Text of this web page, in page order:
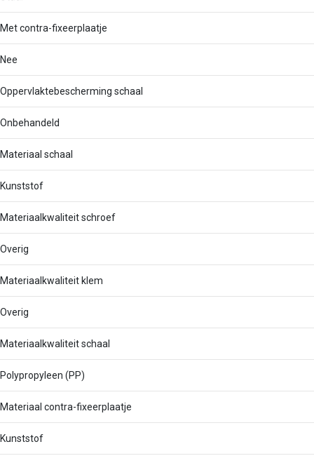
Met contra-fixeerplaatje
Nee
Oppervlaktebescherming schaal
Onbehandeld
Materiaal schaal
Kunststof
Materiaalkwaliteit schroef
Overig
Materiaalkwaliteit klem
Overig
Materiaalkwaliteit schaal
Polypropyleen (PP)
Materiaal contra-fixeerplaatje
Kunststof